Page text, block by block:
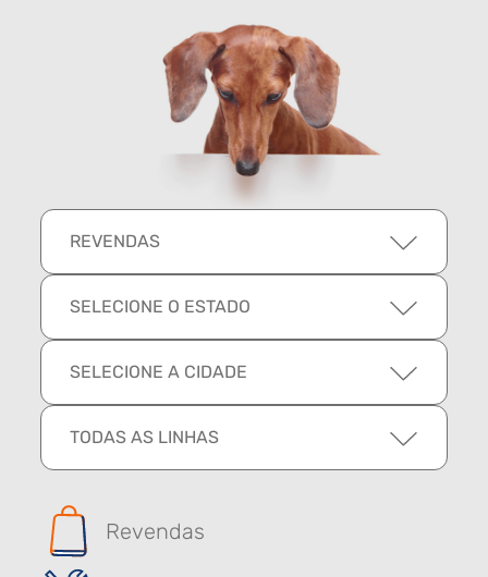
REVENDAS
SELECIONE O ESTADO
SELECIONE A CIDADE
TODAS AS LINHAS
Revendas